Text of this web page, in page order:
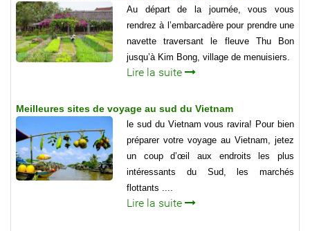
Au départ de la journée, vous vous
rendrez à l’embarcadère pour prendre une
navette traversant le fleuve Thu Bon
jusqu’à Kim Bong, village de menuisiers.
Lire la suite
Meilleures sites de voyage au sud du Vietnam
le sud du Vietnam vous ravira! Pour bien
préparer votre voyage au Vietnam, jetez
un coup d’œil aux endroits les plus
intéressants du Sud, les marchés
flottants ....
Lire la suite